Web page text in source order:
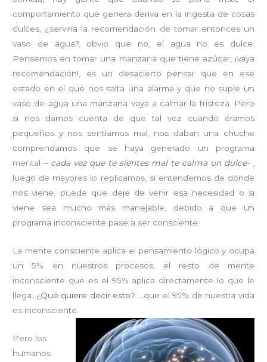
comportamiento que genera deriva en la ingesta de cosas
dulces, ¿serviría la recomendación de tomar entonces un
vaso de agua?, obvio que no, el agua no es dulce.
Pensemos en tomar una manzana que tiene azúcar, ¡vaya
recomendación!, es un desacierto pensar que en ese
estado en el que nos salta una alarma y que no suple un
vaso de agua una manzana vaya a calmar la tristeza. Pero
si nos damos cuenta de que tal vez cuando éramos
pequeños y nos sentíamos mal, nos daban una chuche
comprendamos que se haya generado un programa
mental – cada vez que te sientes mal te calma un dulce-,
luego de mayores lo replicamos, si entendemos de dónde
nos viene, puede que deje de venir esa necesidad o si
viene sea mucho más manejable, debido a que un
programa inconsciente pase a ser consciente.
La mente consciente aplica el pensamiento lógico y ocupa
un 5% en nuestros procesos, el resto de mente
inconsciente que es el 95% aplica directamente lo que le
llega. ¿Qué quiere decir esto? …que el 95% de nuestra vida
es inconsciente.
Pero los
humanos